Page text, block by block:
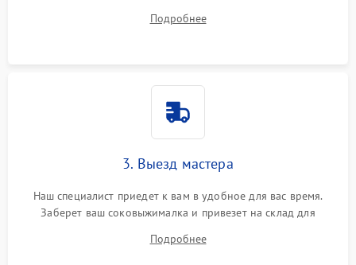
Подробнее
3. Выезд мастера
Наш специалист приедет к вам в удобное для вас время.
Заберет ваш соковыжималка и привезет на склад для
Подробнее